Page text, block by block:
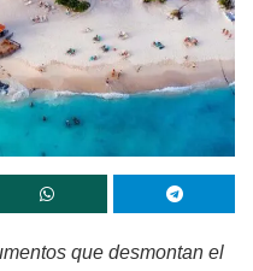
que desmontan el